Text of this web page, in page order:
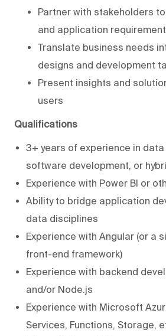
Partner with stakeholders
and application
Translate business needs
designs and development
Present insights and
users
Qualifications
3+ years of experience in data
software development, or
Experience with Power BI or
Ability to bridge application
data disciplines
Experience with Angular (or a
front-end framework)
Experience with backend
and/or Node.js
Experience with Microsoft
Services, Functions, Storage,